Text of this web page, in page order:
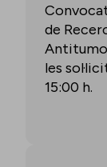
de
les
15:00 h.